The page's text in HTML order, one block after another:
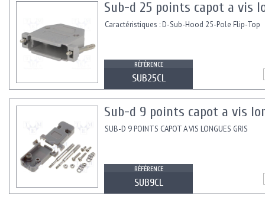
Sub-d 25 points capot a vis
Caractéristiques : D-Sub-Hood 25-Pole Flip-Top
RÉFÉRENCE
SUB25CL
Sub-d 9 points capot a vis
SUB-D 9 POINTS CAPOT A VIS LONGUES GRIS
RÉFÉRENCE
SUB9CL